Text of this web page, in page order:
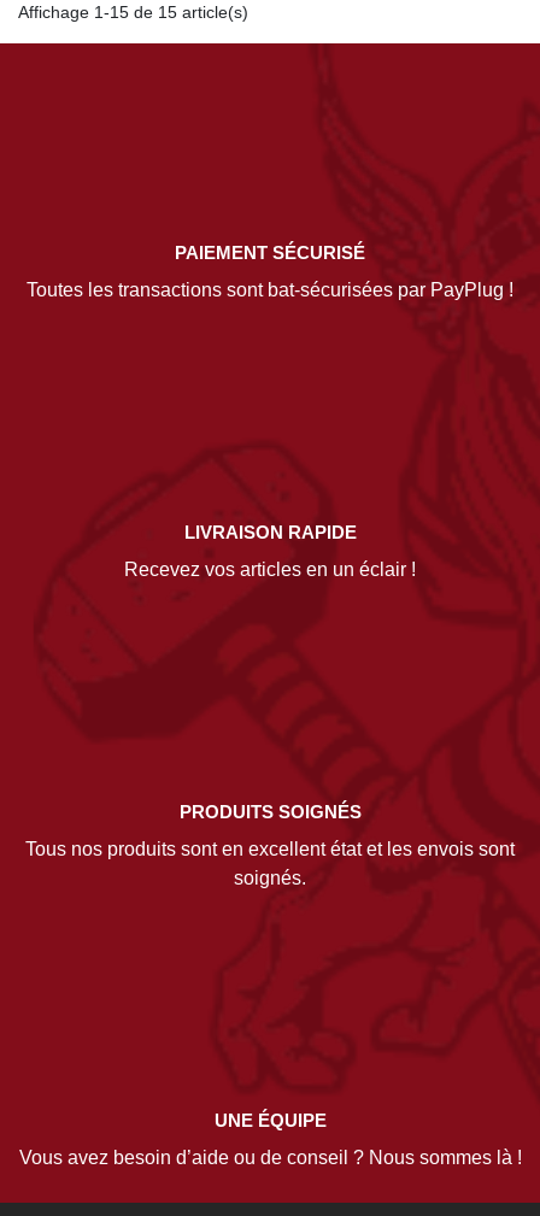
Affichage 1-15 de 15 article(s)
PAIEMENT SÉCURISÉ
Toutes les transactions sont bat-sécurisées par PayPlug !
LIVRAISON RAPIDE
Recevez vos articles en un éclair !
PRODUITS SOIGNÉS
Tous nos produits sont en excellent état et les envois sont
soignés.
UNE ÉQUIPE
Vous avez besoin d’aide ou de conseil ? Nous sommes là !